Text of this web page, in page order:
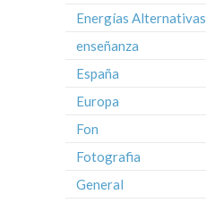
Energías Alternativas
enseñanza
España
Europa
Fon
Fotografia
General